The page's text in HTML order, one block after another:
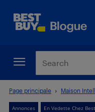
Page principale Maison
Annonces En Vedette Chez